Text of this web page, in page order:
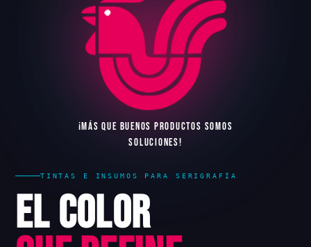
TINTAS E INSUMOS PARA SERIGRAFÍA
El Color
¡MÁS QU E BU ENOS P RO DUCTOS SO M OS
SO LUC O N ES!